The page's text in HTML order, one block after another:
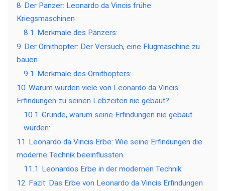
8 Der Panzer: Leonardo da Vincis frühe
Kriegsmaschinen
8.1 Merkmale des Panzers:
9 Der Ornithopter: Der Versuch, eine Flugmaschine zu
bauen
9.1 Merkmale des Ornithopters:
10 Warum wurden viele von Leonardo da Vincis
Erfindungen zu seinen Lebzeiten nie gebaut?
10.1 Gründe, warum seine Erfindungen nie gebaut
wurden:
11 Leonardo da Vincis Erbe: Wie seine Erfindungen die
moderne Technik beeinflussten
11.1 Leonardos Erbe in der modernen Technik:
12 Fazit: Das Erbe von Leonardo da Vincis Erfindungen